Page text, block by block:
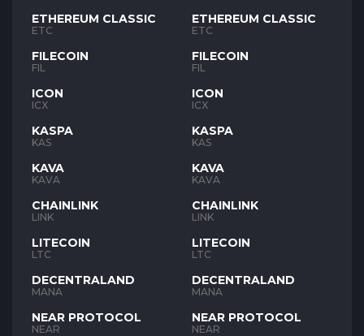
ETHEREUM CLASSIC
ETC
FILECOIN
FIL
ICON
ICX
KASPA
KAS
KAVA
KAVA
CHAINLINK
LINK
LITECOIN
LTC
DECENTRALAND
MANA
NEAR PROTOCOL
NEAR
ETHEREUM CLASSIC
ETC
FILECOIN
FIL
ICON
ICX
KASPA
KAS
KAVA
KAVA
CHAINLINK
LINK
LITECOIN
LTC
DECENTRALAND
MANA
NEAR PROTOCOL
NEAR